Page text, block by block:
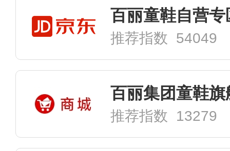
百丽童鞋自营专
推荐指数 54049
百丽集团童鞋旗
推荐指数 13279